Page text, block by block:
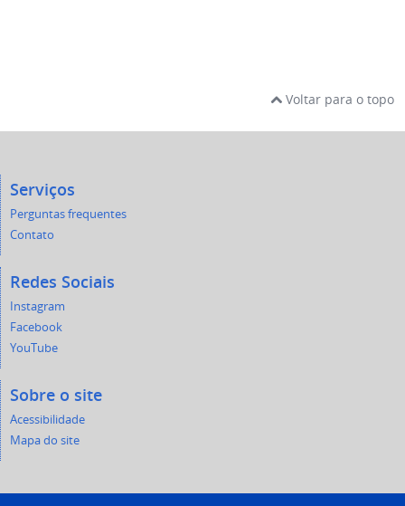
Voltar para o topo
Serviços
Perguntas frequentes
Contato
Redes Sociais
Instagram
Facebook
YouTube
Sobre o site
Acessibilidade
Mapa do site